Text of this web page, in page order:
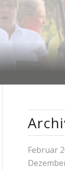
Februar